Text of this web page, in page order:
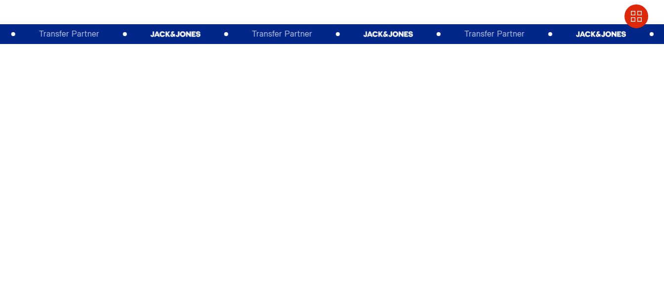
Transfer Partner Transfer Partner Transfer Partner